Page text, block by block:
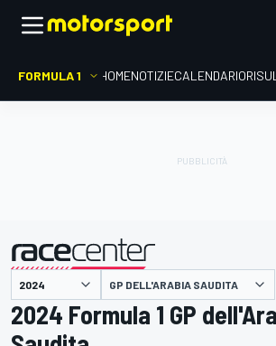
FORMULA 1 HOMENOTIZIECALENDARIO
GP DELL'ARABIA SAUDITA
2024 Formula 1 GP